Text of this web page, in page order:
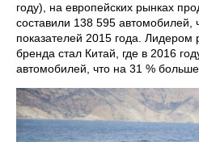
году), на европейских рынках
составили 138 595 автомобилей,
показателей 2015 года. Лидером
бренда стал Китай, где в 2016
автомобилей, что на 31 %